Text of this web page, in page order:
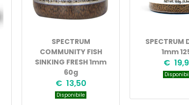
SPECTRUM
COMMUNITY FISH
SINKING FRESH 1mm
60g
€ 13,50
Disponibile
SPECTRUM
1mm
€